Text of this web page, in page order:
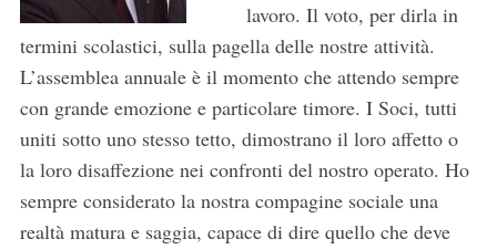
lavoro. Il voto, per dirla in
termini scolastici, sulla pagella delle nostre attività.
L’assemblea annuale è il momento che attendo sempre
con grande emozione e particolare timore. I Soci, tutti
uniti sotto uno stesso tetto, dimostrano il loro affetto o
la loro disaffezione nei confronti del nostro operato. Ho
sempre considerato la nostra compagine sociale una
realtà matura e saggia, capace di dire quello che deve